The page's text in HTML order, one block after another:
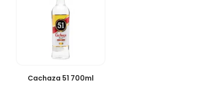
Cachaza 51 700ml